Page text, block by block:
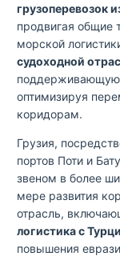
грузоперевозок
продвигая общие
морской
судоходной
поддерживающую
оптимизируя
коридорам.
Грузия,
портов Поти и
звеном в более
мере развития
отрасль,
логистика с
повышения